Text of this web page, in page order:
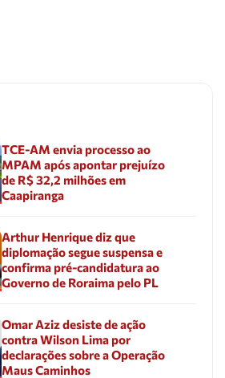
TCE-AM envia processo ao
MPAM após apontar prejuízo
de R$ 32,2 milhões em
Caapiranga
Arthur Henrique diz que
diplomação segue suspensa e
confirma pré-candidatura ao
Governo de Roraima pelo PL
Omar Aziz desiste de ação
contra Wilson Lima por
declarações sobre a Operação
Maus Caminhos